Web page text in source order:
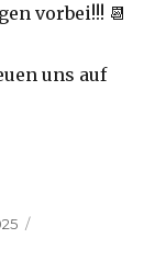
vorbei!!! 📆
uns auf